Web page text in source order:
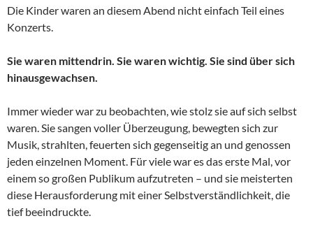
Die Kinder waren an diesem Abend nicht einfach Teil eines
Konzerts.
Sie waren mittendrin. Sie waren wichtig. Sie sind über sich
hinausgewachsen.
Immer wieder war zu beobachten, wie stolz sie auf sich selbst
waren. Sie sangen voller Überzeugung, bewegten sich zur
Musik, strahlten, feuerten sich gegenseitig an und genossen
jeden einzelnen Moment. Für viele war es das erste Mal, vor
einem so großen Publikum aufzutreten – und sie meisterten
diese Herausforderung mit einer Selbstverständlichkeit, die
tief beeindruckte.